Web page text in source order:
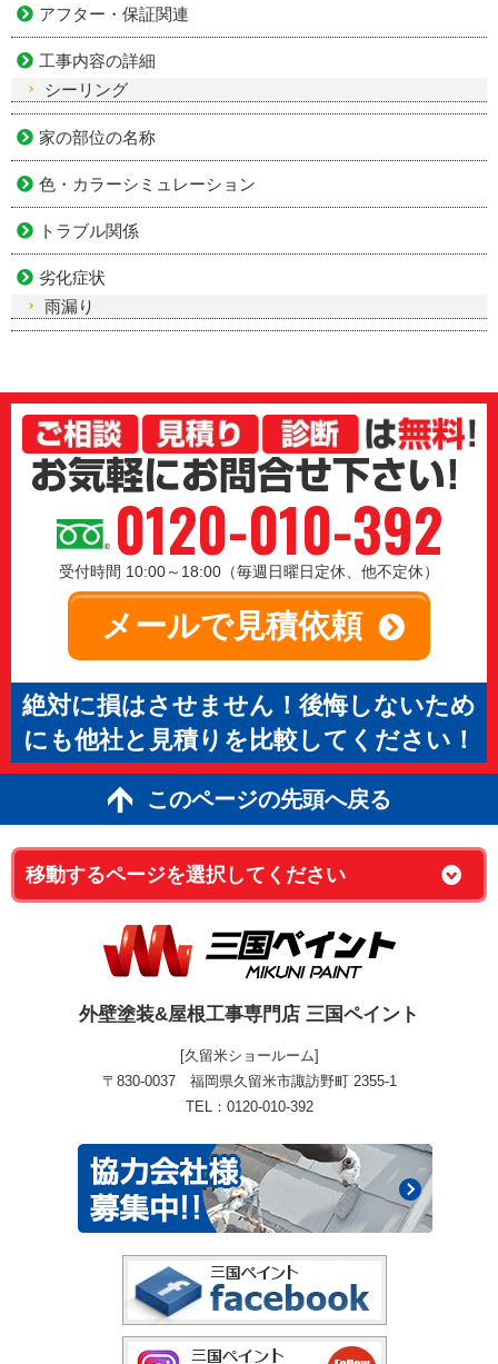
アフター・保証関連
工事内容の詳細
シーリング
家の部位の名称
色・カラーシミュレーション
トラブル関係
劣化症状
雨漏り
0120-010-392
受付時間 10:00～18:00（毎週日曜日定休、他不定休）
メールで見積依頼
絶対に損はさせません！後悔しないため
にも他社と見積りを比較してください！
このページの先頭へ戻る
外壁塗装&屋根工事専門店 三国ペイント
[久留米ショールーム]
〒830-0037 福岡県久留米市諏訪野町 2355-1
TEL：0120-010-392